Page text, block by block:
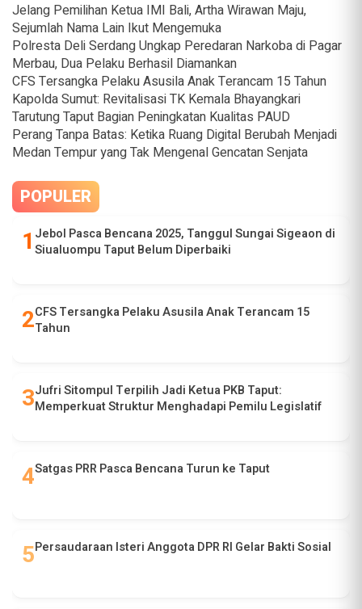
Jelang Pemilihan Ketua IMI Bali, Artha Wirawan Maju,
Sejumlah Nama Lain Ikut Mengemuka
Polresta Deli Serdang Ungkap Peredaran Narkoba di Pagar
Merbau, Dua Pelaku Berhasil Diamankan
CFS Tersangka Pelaku Asusila Anak Terancam 15 Tahun
Kapolda Sumut: Revitalisasi TK Kemala Bhayangkari
Tarutung Taput Bagian Peningkatan Kualitas PAUD
Perang Tanpa Batas: Ketika Ruang Digital Berubah Menjadi
Medan Tempur yang Tak Mengenal Gencatan Senjata
POPULER
Jebol Pasca Bencana 2025, Tanggul Sungai Sigeaon di
Siualuompu Taput Belum Diperbaiki
CFS Tersangka Pelaku Asusila Anak Terancam 15
Tahun
Jufri Sitompul Terpilih Jadi Ketua PKB Taput:
Memperkuat Struktur Menghadapi Pemilu Legislatif
Satgas PRR Pasca Bencana Turun ke Taput
Persaudaraan Isteri Anggota DPR RI Gelar Bakti Sosial